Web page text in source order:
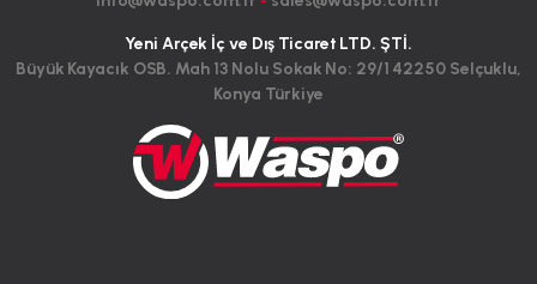
Yeni Arçek İç ve Dış Ticaret LTD. ŞTİ.
Büyük Kayacık OSB. Mah 13 Nolu Sokak No: 29/1 42250 Selçuklu,
Konya Türkiye